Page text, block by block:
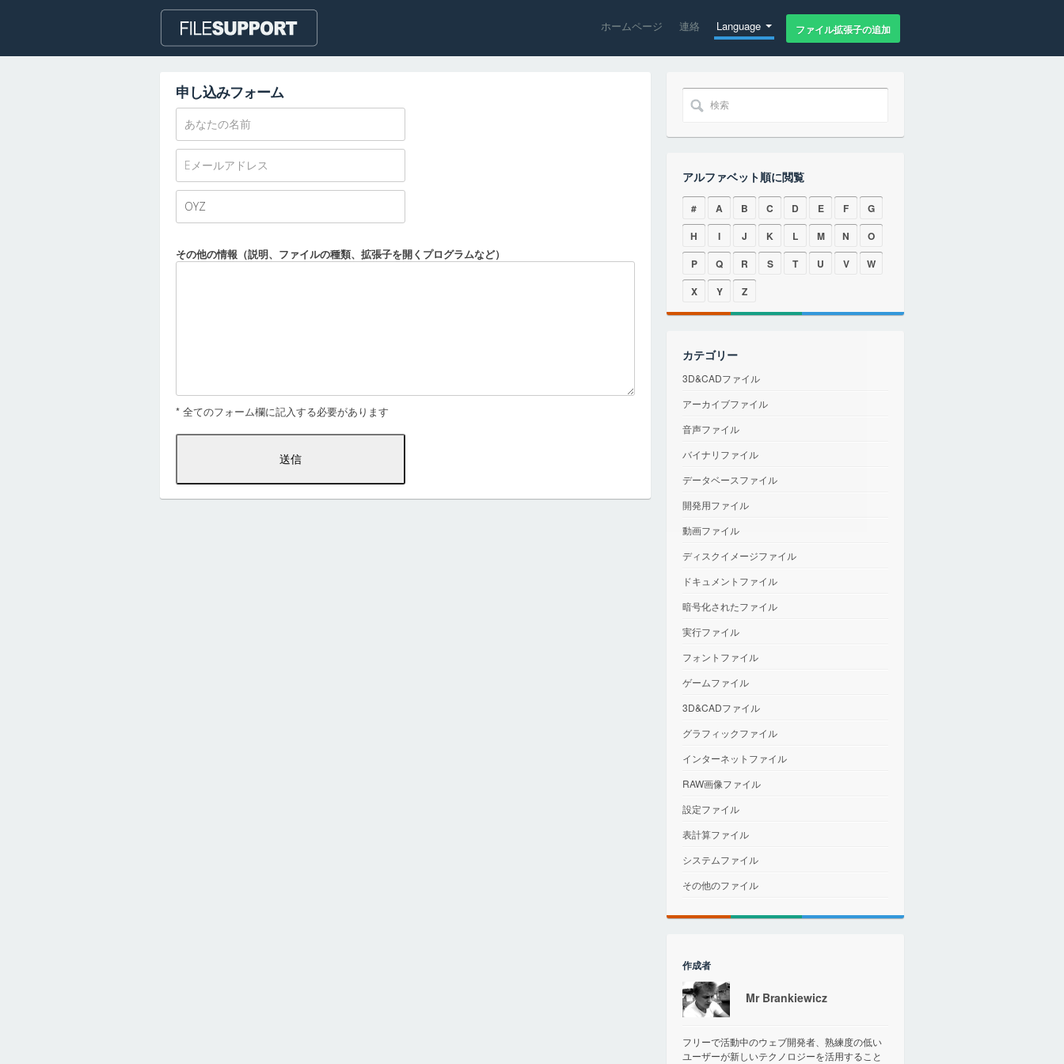
ホームページ 連絡 Language ファイル拡張子の追加
申し込みフォーム
その他の情報（説明、ファイルの種類、拡張子を開くプログラムなど）
* 全てのフォーム欄に記入する必要があります
アルファベット順に閲覧
# A B C D E F
G
H
I J K L M N
O
P
Q R S T U V
W
X
Y Z
カテゴリー
3D&CADファイル
アーカイブファイル
音声ファイル
バイナリファイル
データベースファイル
開発用ファイル
動画ファイル
ディスクイメージファイル
ドキュメントファイル
暗号化されたファイル
実行ファイル
フォントファイル
ゲームファイル
3D&CADファイル
グラフィックファイル
インターネットファイル
RAW画像ファイル
設定ファイル
表計算ファイル
システムファイル
その他のファイル
作成者
Mr Brankiewicz
フリーで活動中のウェブ開発者、熟練度の低い
ユーザーが新しいテクノロジーを活用すること